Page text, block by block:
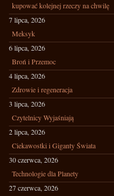
kupować kolejnej rzeczy na chwilę
7 lipca, 2026
Meksyk
6 lipca, 2026
Broń i Przemoc
4 lipca, 2026
Zdrowie i regeneracja
3 lipca, 2026
Czytelnicy Wyjaśniają
2 lipca, 2026
Ciekawostki i Giganty Świata
30 czerwca, 2026
Technologie dla Planety
27 czerwca, 2026